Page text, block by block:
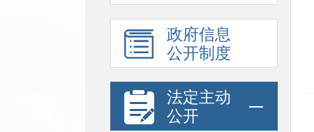
政府信息
公开制度
法定主动
公开